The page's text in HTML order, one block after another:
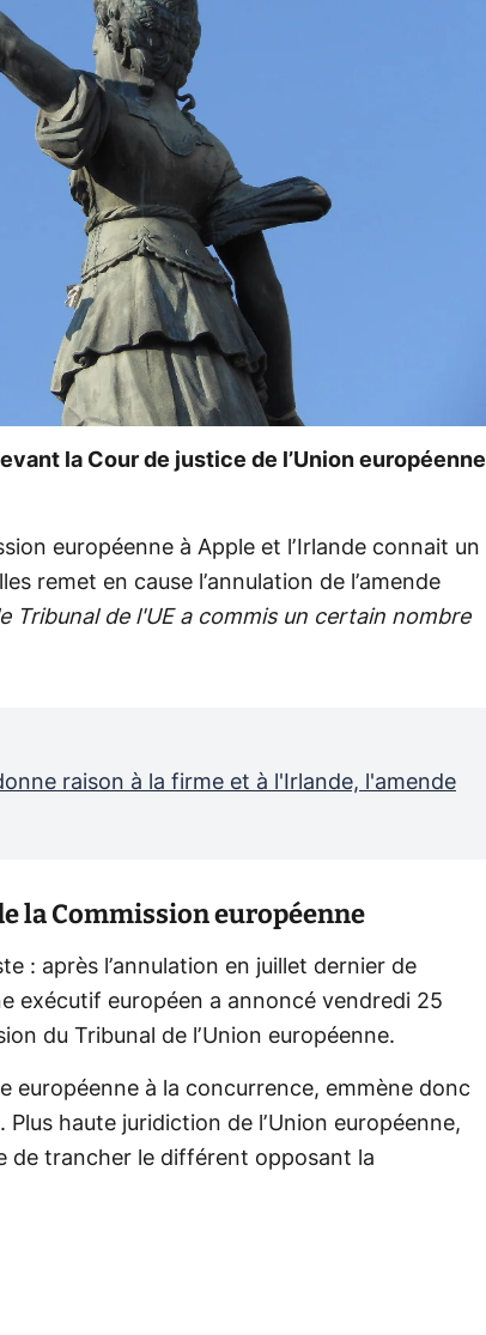
la Cour de justice de l’Union européenne
européenne à Apple et l’Irlande connait un
remet en cause l’annulation de l’amende
Tribunal de l'UE a commis un certain nombre
raison à la firme et à l'Irlande, l'amende
la Commission européenne
: après l’annulation en juillet dernier de
exécutif européen a annoncé vendredi 25
du Tribunal de l’Union européenne.
européenne à la concurrence, emmène donc
Plus haute juridiction de l’Union européenne,
de trancher le différent opposant la